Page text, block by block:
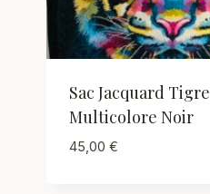
Sac Jacquard Tigre
Multicolore Noir
45,00 €